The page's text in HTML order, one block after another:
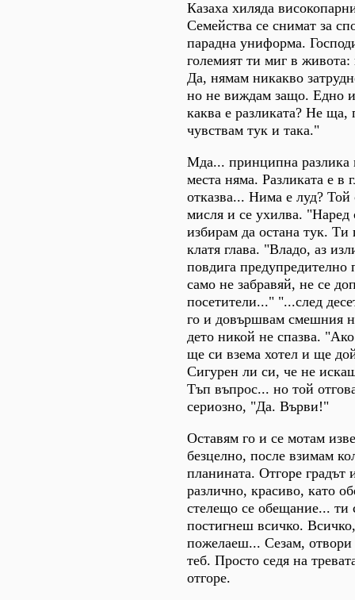
Казаха хиляда
Семейства се снимат за
парадна униформа.
големият ти миг в живота:
Да, нямам никакво
но не виждам защо. Едно
каква е разликата? Не ща,
чувствам тук и така."
Мда... принципна разлика
места няма. Разликата е в
отказва... Нима е луд? Той
мисля и се ухилва.
избирам да остана тук.
клатя глава. "Владо, аз
повдига
само не забравяй, не се
посетители..." "...след
го и довършвам смешния
дето никой не спазва.
ще си взема хотел и ще
Сигурен ли си, че не
Тъп въпрос... но той
сериозно, "Да. Върви!"
Оставям го и се мотам
безцелно, после взимам
планината. Отгоре градът
различно, красиво, като
стелещо се обещание... ти
постигнеш всичко.
пожелаеш... Сезам, отвори
теб. Просто седя на
отгоре.